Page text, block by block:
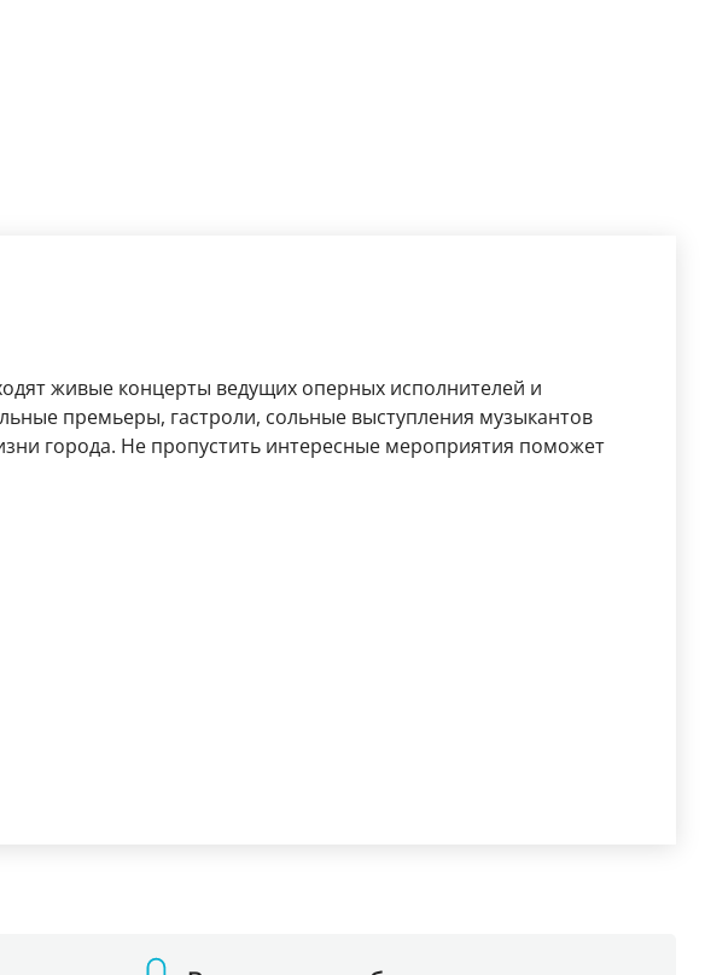
живые концерты ведущих оперных исполнителей и
премьеры, гастроли, сольные выступления музыкантов
города. Не пропустить интересные мероприятия поможет